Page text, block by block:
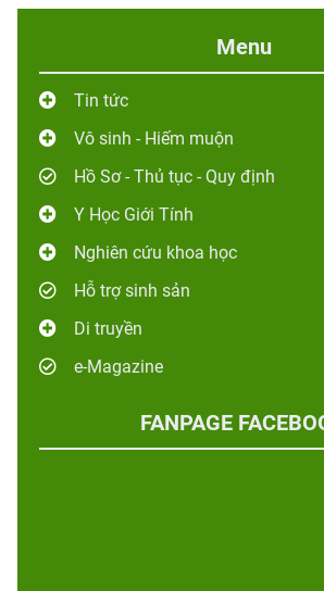
Menu
Tin tức
Vô sinh - Hiếm muộn
Hồ Sơ - Thủ tục - Quy định
Y Học Giới Tính
Nghiên cứu khoa học
Hỗ trợ sinh sản
Di truyền
e-Magazine
FANPAGE